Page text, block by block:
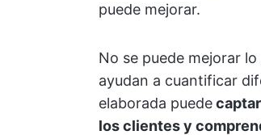
puede mejorar.
No se puede mejorar
ayudan a cuantificar
elaborada puede
los clientes y